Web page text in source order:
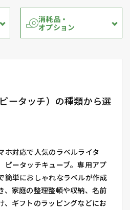
消耗品・
オプション
ータッチ）の種類から選
ホ対応で人気のラベルライタ
ピータッチキューブ。専用アプ
簡単におしゃれなラベルが作成
、家庭の整理整頓や収納、名前
、ギフトのラッピングなどにお